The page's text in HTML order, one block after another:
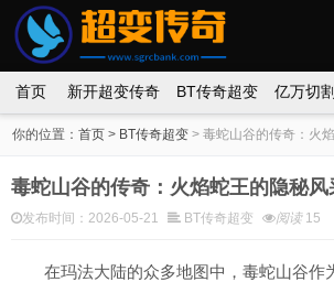
首页 新开超变传奇 BT传奇超变 亿万切
你的位置：首页 > BT传奇超变 > 毒蛇山谷的传奇：火
毒蛇山谷的传奇：火焰蛇王的隐秘风
发布时间：2026-05-21 BT传奇超变 阅读 15
在玛法大陆的众多地图中，毒蛇山谷作